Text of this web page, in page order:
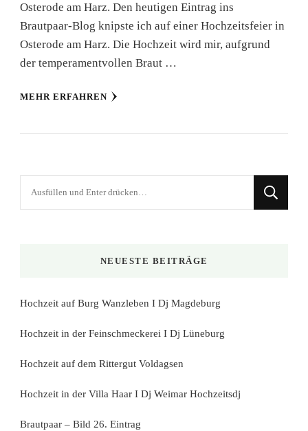
Osterode am Harz. Den heutigen Eintrag ins
Brautpaar-Blog knipste ich auf einer Hochzeitsfeier in
Osterode am Harz. Die Hochzeit wird mir, aufgrund
der temperamentvollen Braut …
MEHR ERFAHREN
NEUESTE BEITRÄGE
Hochzeit auf Burg Wanzleben I Dj Magdeburg
Hochzeit in der Feinschmeckerei I Dj Lüneburg
Hochzeit auf dem Rittergut Voldagsen
Hochzeit in der Villa Haar I Dj Weimar Hochzeitsdj
Brautpaar – Bild 26. Eintrag